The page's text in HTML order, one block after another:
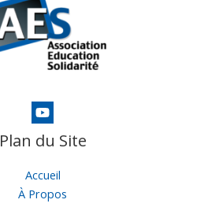
Plan du Site
Accueil
À Propos